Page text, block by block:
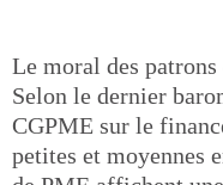
Le moral des
Selon le dernier
CGPME sur le
petites et moyennes